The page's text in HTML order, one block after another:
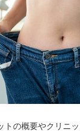
トの概要やクリニ